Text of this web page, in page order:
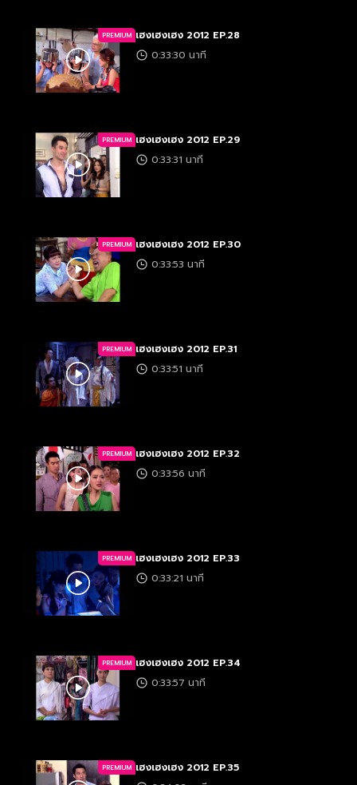
PREMIUM เฮงเฮงเฮง 2012 EP.28
0:33:30 นาที
PREMIUM เฮงเฮงเฮง 2012 EP.29
0:33:31 นาที
PREMIUM เฮงเฮงเฮง 2012 EP.30
0:33:53 นาที
PREMIUM เฮงเฮงเฮง 2012 EP.31
0:33:51 นาที
PREMIUM เฮงเฮงเฮง 2012 EP.32
0:33:56 นาที
PREMIUM เฮงเฮงเฮง 2012 EP.33
0:33:21 นาที
PREMIUM เฮงเฮงเฮง 2012 EP.34
0:33:57 นาที
PREMIUM เฮงเฮงเฮง 2012 EP.35